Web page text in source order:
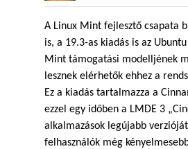
A Linux Mint fejlesztő csapata
is, a 19.3-as kiadás is az
Mint támogatási modelljének
lesznek elérhetők ehhez a
Ez a kiadás tartalmazza a
ezzel egy időben a LMDE 3
alkalmazások legújabb
felhasználók még